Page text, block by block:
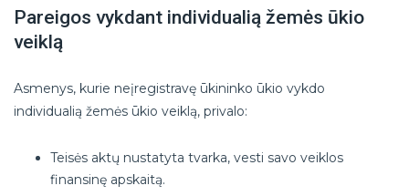
Pareigos vykdant individualią žemės ūkio
veiklą
Asmenys, kurie neįregistravę ūkininko ūkio vykdo
individualią žemės ūkio veiklą, privalo:
Teisės aktų nustatyta tvarka, vesti savo veiklos
finansinę apskaitą.